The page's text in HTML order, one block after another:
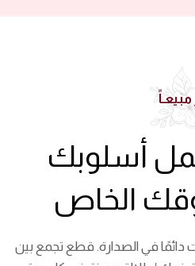
مبيعـاً
أسلوبك
الخاص
دائمًا في الصدارة. قطع تجمع بين